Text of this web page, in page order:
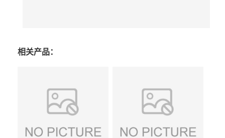
相关产品：